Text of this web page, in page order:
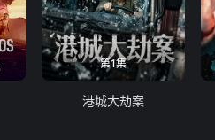
第1集
港城大劫案